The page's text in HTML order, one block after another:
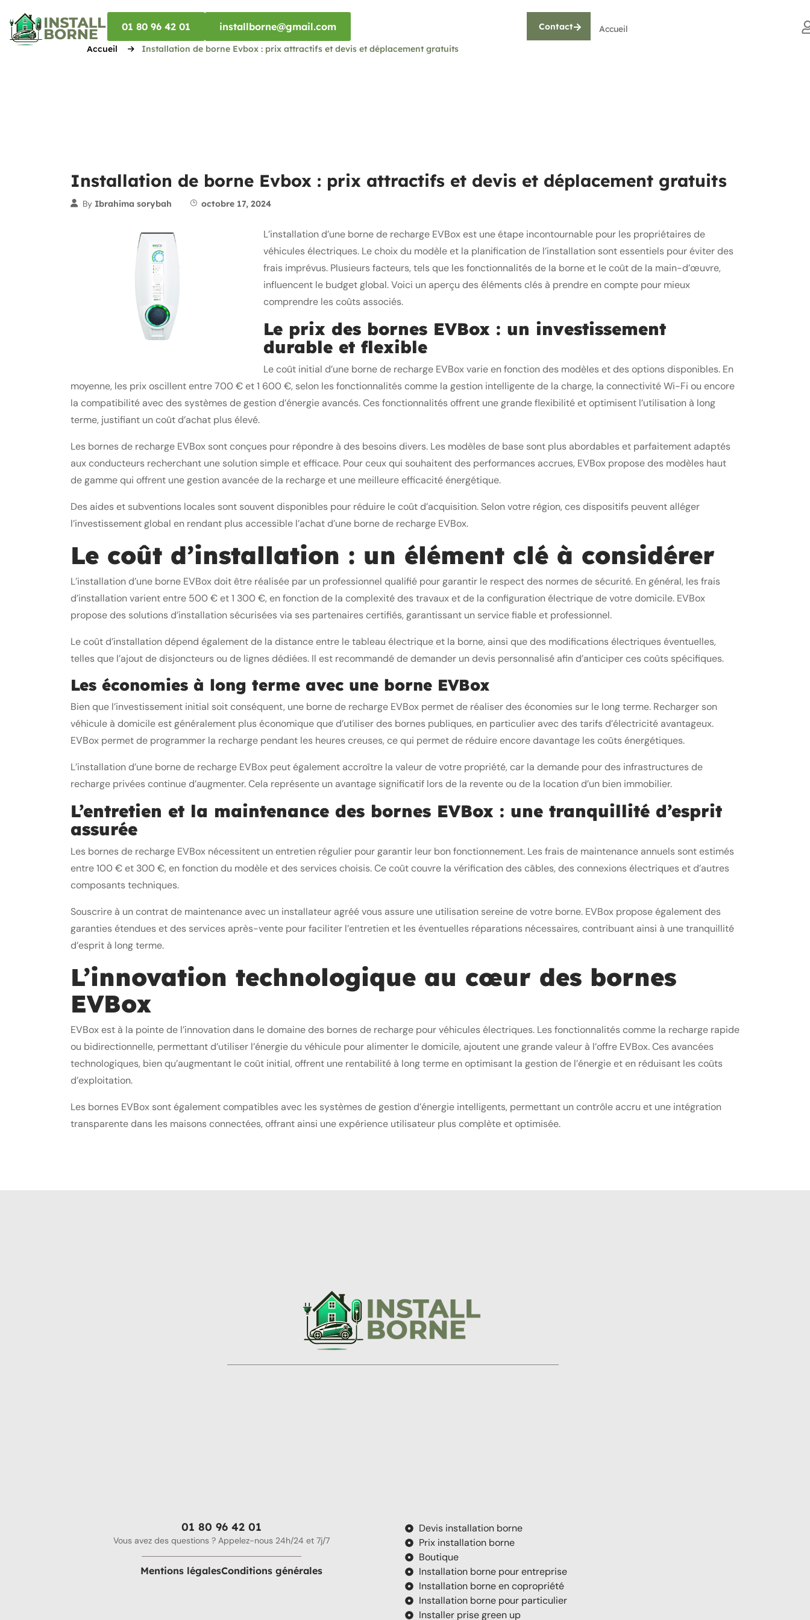
01 80 96 42 01 installborne@gmail.com Contact
Accueil
Accueil
Installation de borne Evbox : prix attractifs et devis et déplacement gratuits
Installation de borne Evbox : prix attractifs et devis et déplacement gratuits
By Ibrahima sorybah octobre 17, 2024
L’installation d’une borne de recharge EVBox est une étape incontournable pour les propriétaires de
véhicules électriques. Le choix du modèle et la planification de l’installation sont essentiels pour éviter des
frais imprévus. Plusieurs facteurs, tels que les fonctionnalités de la borne et le coût de la main-d’œuvre,
influencent le budget global. Voici un aperçu des éléments clés à prendre en compte pour mieux
comprendre les coûts associés.
Le prix des bornes EVBox : un investissement
durable et flexible
Le coût initial d’une borne de recharge EVBox varie en fonction des modèles et des options disponibles. En
moyenne, les prix oscillent entre 700 € et 1 600 €, selon les fonctionnalités comme la gestion intelligente de la charge, la connectivité Wi-Fi ou encore
la compatibilité avec des systèmes de gestion d’énergie avancés. Ces fonctionnalités offrent une grande flexibilité et optimisent l’utilisation à long
terme, justifiant un coût d’achat plus élevé.
Les bornes de recharge EVBox sont conçues pour répondre à des besoins divers. Les modèles de base sont plus abordables et parfaitement adaptés
aux conducteurs recherchant une solution simple et efficace. Pour ceux qui souhaitent des performances accrues, EVBox propose des modèles haut
de gamme qui offrent une gestion avancée de la recharge et une meilleure efficacité énergétique.
Des aides et subventions locales sont souvent disponibles pour réduire le coût d’acquisition. Selon votre région, ces dispositifs peuvent alléger
l’investissement global en rendant plus accessible l’achat d’une borne de recharge EVBox.
Le coût d’installation : un élément clé à considérer
L’installation d’une borne EVBox doit être réalisée par un professionnel qualifié pour garantir le respect des normes de sécurité. En général, les frais
d’installation varient entre 500 € et 1 300 €, en fonction de la complexité des travaux et de la configuration électrique de votre domicile. EVBox
propose des solutions d’installation sécurisées via ses partenaires certifiés, garantissant un service fiable et professionnel.
Le coût d’installation dépend également de la distance entre le tableau électrique et la borne, ainsi que des modifications électriques éventuelles,
telles que l’ajout de disjoncteurs ou de lignes dédiées. Il est recommandé de demander un devis personnalisé afin d’anticiper ces coûts spécifiques.
Les économies à long terme avec une borne EVBox
Bien que l’investissement initial soit conséquent, une borne de recharge EVBox permet de réaliser des économies sur le long terme. Recharger son
véhicule à domicile est généralement plus économique que d’utiliser des bornes publiques, en particulier avec des tarifs d’électricité avantageux.
EVBox permet de programmer la recharge pendant les heures creuses, ce qui permet de réduire encore davantage les coûts énergétiques.
L’installation d’une borne de recharge EVBox peut également accroître la valeur de votre propriété, car la demande pour des infrastructures de
recharge privées continue d’augmenter. Cela représente un avantage significatif lors de la revente ou de la location d’un bien immobilier.
L’entretien et la maintenance des bornes EVBox : une tranquillité d’esprit
assurée
Les bornes de recharge EVBox nécessitent un entretien régulier pour garantir leur bon fonctionnement. Les frais de maintenance annuels sont estimés
entre 100 € et 300 €, en fonction du modèle et des services choisis. Ce coût couvre la vérification des câbles, des connexions électriques et d’autres
composants techniques.
Souscrire à un contrat de maintenance avec un installateur agréé vous assure une utilisation sereine de votre borne. EVBox propose également des
garanties étendues et des services après-vente pour faciliter l’entretien et les éventuelles réparations nécessaires, contribuant ainsi à une tranquillité
d’esprit à long terme.
L’innovation technologique au cœur des bornes
EVBox
EVBox est à la pointe de l’innovation dans le domaine des bornes de recharge pour véhicules électriques. Les fonctionnalités comme la recharge rapide
ou bidirectionnelle, permettant d’utiliser l’énergie du véhicule pour alimenter le domicile, ajoutent une grande valeur à l’offre EVBox. Ces avancées
technologiques, bien qu’augmentant le coût initial, offrent une rentabilité à long terme en optimisant la gestion de l’énergie et en réduisant les coûts
d’exploitation.
Les bornes EVBox sont également compatibles avec les systèmes de gestion d’énergie intelligents, permettant un contrôle accru et une intégration
transparente dans les maisons connectées, offrant ainsi une expérience utilisateur plus complète et optimisée.
01 80 96 42 01
Vous avez des questions ? Appelez-nous 24h/24 et 7j/7
Mentions légalesConditions générales
Devis installation borne
Prix installation borne
Boutique
Installation borne pour entreprise
Installation borne en copropriété
Installation borne pour particulier
Installer prise green up